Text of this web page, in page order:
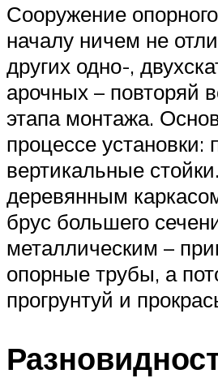
Сооружение
началу ничем не
других одно-,
арочных – повторяй
этапа монтажа.
процессе установки:
вертикальные
деревянным
брус большего
металлическим –
опорные трубы, а
прогрунтуй и